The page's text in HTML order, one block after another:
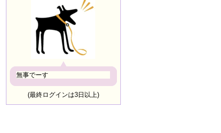
無事でーす
(最終ログインは3日以上)